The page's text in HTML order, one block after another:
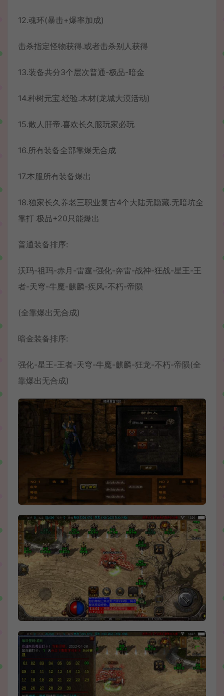
12.魂环(暴击+爆率加成)
击杀指定怪物获得.或者击杀别人获得
13.装备共分3个层次普通-极品-暗金
14.种树元宝.经验.木材(龙城大漠活动)
15.散人肝帝.喜欢长久服玩家必玩
16.所有装备全部靠爆无合成
17.本服所有装备爆出
18.独家长久养老三职业复古4个大陆无隐藏.无暗坑全
靠打 极品+20只能爆出
普通装备排序:
沃玛-祖玛-赤月-雷霆-强化-奔雷-战神-狂战-星王-王
者-天穹-牛魔-麒麟-疾风-不朽-帝陨
(全靠爆出无合成)
暗金装备排序:
强化-星王-王者-天穹-牛魔-麒麟-狂龙-不朽-帝陨(全
靠爆出无合成)